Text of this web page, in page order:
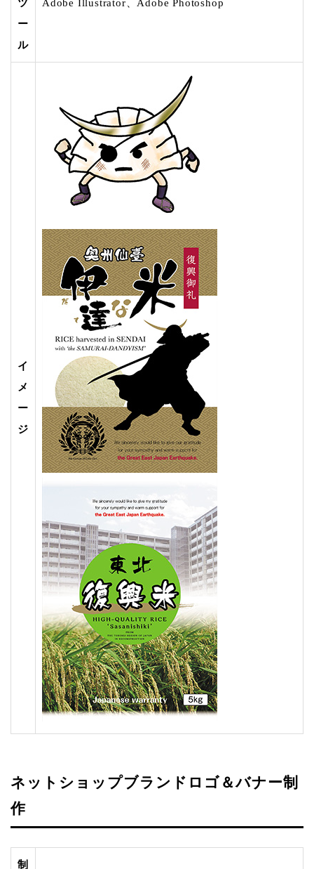
ツ
ー
ル
Adobe Illustrator、Adobe Photoshop
イ
メ
ー
ジ
ネットショップブランドロゴ＆バナー制
作
制